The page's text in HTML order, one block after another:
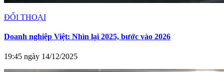
ĐỐI THOẠI
Doanh nghiệp Việt: Nhìn lại 2025, bước vào 2026
19:45 ngày 14/12/2025